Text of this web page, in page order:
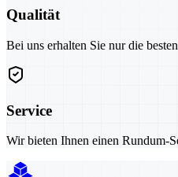
Qualität
Bei uns erhalten Sie nur die
Service
Wir bieten Ihnen einen Rundum-